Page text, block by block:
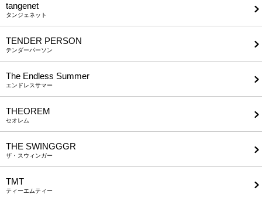
tangenet
タンジェネット
TENDER PERSON
テンダーパーソン
The Endless Summer
エンドレスサマー
THEOREM
セオレム
THE SWINGGGR
ザ・スウィンガー
TMT
ティーエムティー